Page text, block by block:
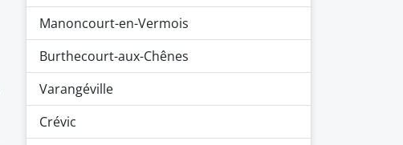
Manoncourt-en-Vermois
Burthecourt-aux-Chênes
Varangéville
Crévic